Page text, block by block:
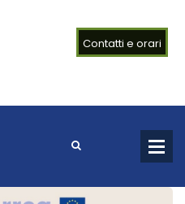
Contatti e orari